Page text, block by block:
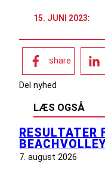
15. JUNI 2023:
share
Del nyhed
LÆS OGSÅ
RESULTATER
7. august 2026